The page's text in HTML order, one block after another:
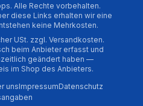
Alle Rechte vorbehalten.
diese Links erhalten wir eine
keine Mehrkosten.
USt. zzgl. Versandkosten.
beim Anbieter erfasst und
geändert haben —
im Shop des Anbieters.
unsImpressumDatenschutz